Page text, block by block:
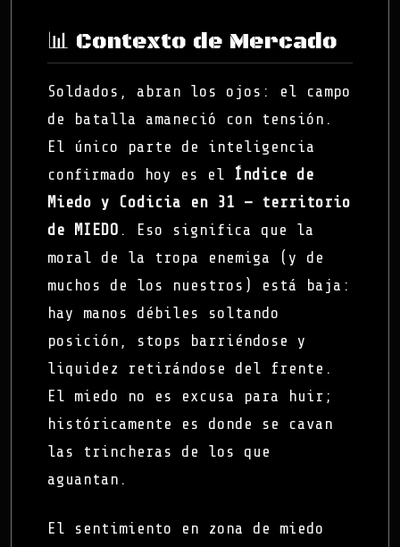
📊 Contexto de Mercado
Soldados, abran los ojos: el campo
de batalla amaneció con tensión.
El único parte de inteligencia
confirmado hoy es el Índice de
Miedo y Codicia en 31 — territorio
de MIEDO . Eso significa que la
moral de la tropa enemiga (y de
muchos de los nuestros) está baja:
hay manos débiles soltando
posición, stops barriéndose y
liquidez retirándose del frente.
El miedo no es excusa para huir;
históricamente es donde se cavan
las trincheras de los que
aguantan.
El sentimiento en zona de miedo